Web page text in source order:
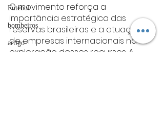
Futebol
bombeiros
artigo
O movimento reforça a
importância estratégica das
reservas brasileiras e a atuação
de empresas internacionais na
exploração desses recursos. A